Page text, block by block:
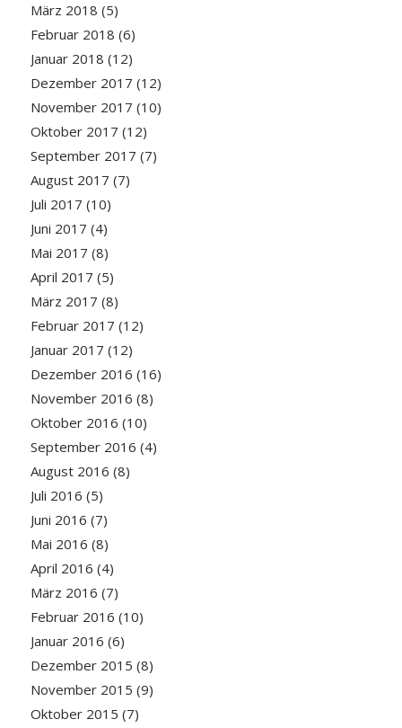
März 2018 (5)
Februar 2018 (6)
Januar 2018 (12)
Dezember 2017 (12)
November 2017 (10)
Oktober 2017 (12)
September 2017 (7)
August 2017 (7)
Juli 2017 (10)
Juni 2017 (4)
Mai 2017 (8)
April 2017 (5)
März 2017 (8)
Februar 2017 (12)
Januar 2017 (12)
Dezember 2016 (16)
November 2016 (8)
Oktober 2016 (10)
September 2016 (4)
August 2016 (8)
Juli 2016 (5)
Juni 2016 (7)
Mai 2016 (8)
April 2016 (4)
März 2016 (7)
Februar 2016 (10)
Januar 2016 (6)
Dezember 2015 (8)
November 2015 (9)
Oktober 2015 (7)